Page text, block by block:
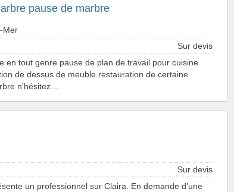
pause de marbre
Mer
Sur devis
en tout genre pause de plan de travail pour cuisine
de dessus de meuble restauration de certaine
n'hésitez…
Sur devis
un professionnel sur Claira. En demande d'une